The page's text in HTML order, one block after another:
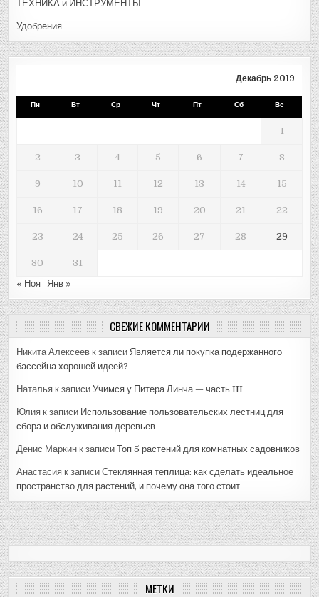
ТЕХНИКА и ИНСТРУМЕНТЫ
Удобрения
Декабрь 2019
Пн Вт Ср Чт Пт Сб Вс
1
2 3 4 5 6 7 8
9 10 11 12 13 14 15
16 17 18 19 20 21 22
23 24 25 26 27 28 29
30
31
« Ноя
Янв »
СВЕЖИЕ КОММЕНТАРИИ
Никита Алексеев к записи Является ли покупка подержанного
бассейна хорошей идеей?
Наталья к записиУчимся у Питера Линча — часть III
Юлия к записи Использование пользовательских лестниц для
сбора и обслуживания деревьев
Денис Маркин к записиТоп 5 растений для комнатных садовников
Анастасия к записиСтеклянная теплица: как сделать идеальное
пространство для растений, и почему она того стоит
МЕТКИ